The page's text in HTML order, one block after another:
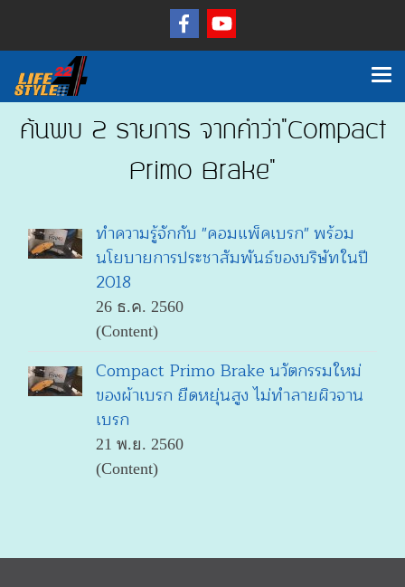
ค้นพบ 2 รายการ จากคำว่า"Compact
Primo Brake"
ทำความรู้จักกับ "คอมแพ็คเบรก" พร้อม
นโยบายการประชาสัมพันธ์ของบริษัทในปี
2018
26 ธ.ค. 2560
(Content)
Compact Primo Brake นวัตกรรมใหม่
ของผ้าเบรก ยืดหยุ่นสูง ไม่ทำลายผิวจาน
เบรก
21 พ.ย. 2560
(Content)